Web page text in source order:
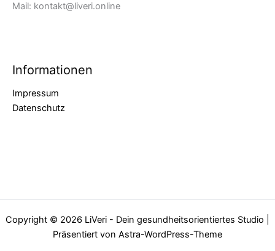
Mail: kontakt@liveri.online
Informationen
Impressum
Datenschutz
Copyright © 2026 LiVeri - Dein gesundheitsorientiertes Studio |
Präsentiert von Astra-WordPress-Theme